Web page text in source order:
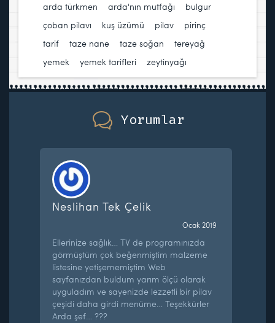
arda türkmen
arda'nın mutfağı bulgur
çoban pilavı
kuş üzümü pilav pirinç
tarif
taze nane taze soğan tereyağ
yemek
yemek tarifleri zeytinyağı
Yorumlar
Neslihan Tek Çelik
Ocak 2019
Ellerinize sağlık… TV de programınızda
görmüştüm çok beğenmiştim malzeme
listesine yetişememiştim Web
sayfanızdan buldum yarım ölçü olarak
uyguladım ve sayenizde lezzetli bir pilav
çeşidi daha girdi menüme… Teşekkürler
Arda şef… ???